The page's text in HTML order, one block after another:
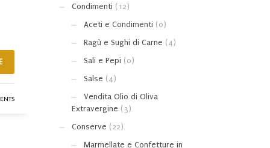
Condimenti (12)
Aceti e Condimenti (0)
Ragù e Sughi di Carne (4)
Sali e Pepi (0)
Salse (4)
Vendita Olio di Oliva
Extravergine (3)
Conserve (22)
Marmellate e Confetture in